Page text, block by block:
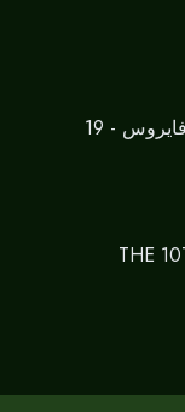
- 19
THE